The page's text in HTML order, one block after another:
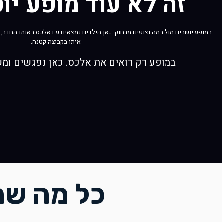
במופע יושבים מול במה וצופים מרחוק. כאן הילדים נמצאים עם אלכס באותו
איתו בקבוצה קטנה.
במופע רק רואים את אלכס. כאן נפגשים
כל מה